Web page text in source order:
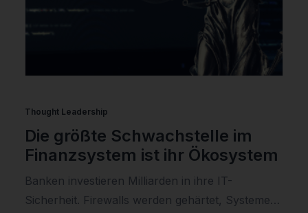
Thought Leadership
Die größte Schwachstelle im
Finanzsystem ist ihr Ökosystem
Banken investieren Milliarden in ihre IT-
Sicherheit. Firewalls werden gehärtet, Systeme…